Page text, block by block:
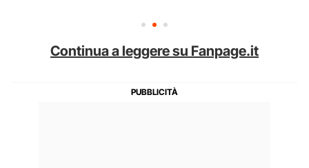
Continua a leggere su Fanpage.it